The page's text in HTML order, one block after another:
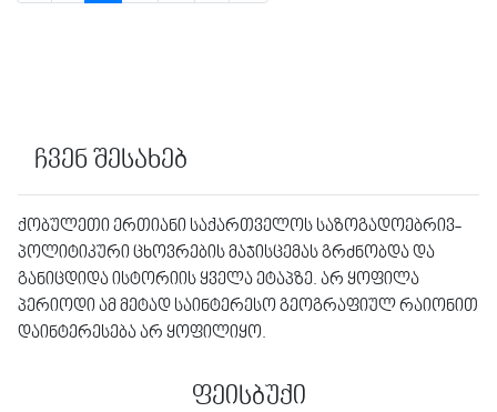
ჩვენ შესახებ
ქობულეთი ერთიანი საქართველოს საზოგადოებრივ-
პოლიტიკური ცხოვრების მაჯისცემას გრძნობდა და
განიცდიდა ისტორიის ყველა ეტაპზე. არ ყოფილა
პერიოდი ამ მეტად საინტერესო გეოგრაფიულ რაიონით
დაინტერესება არ ყოფილიყო.
ფეისბუქი